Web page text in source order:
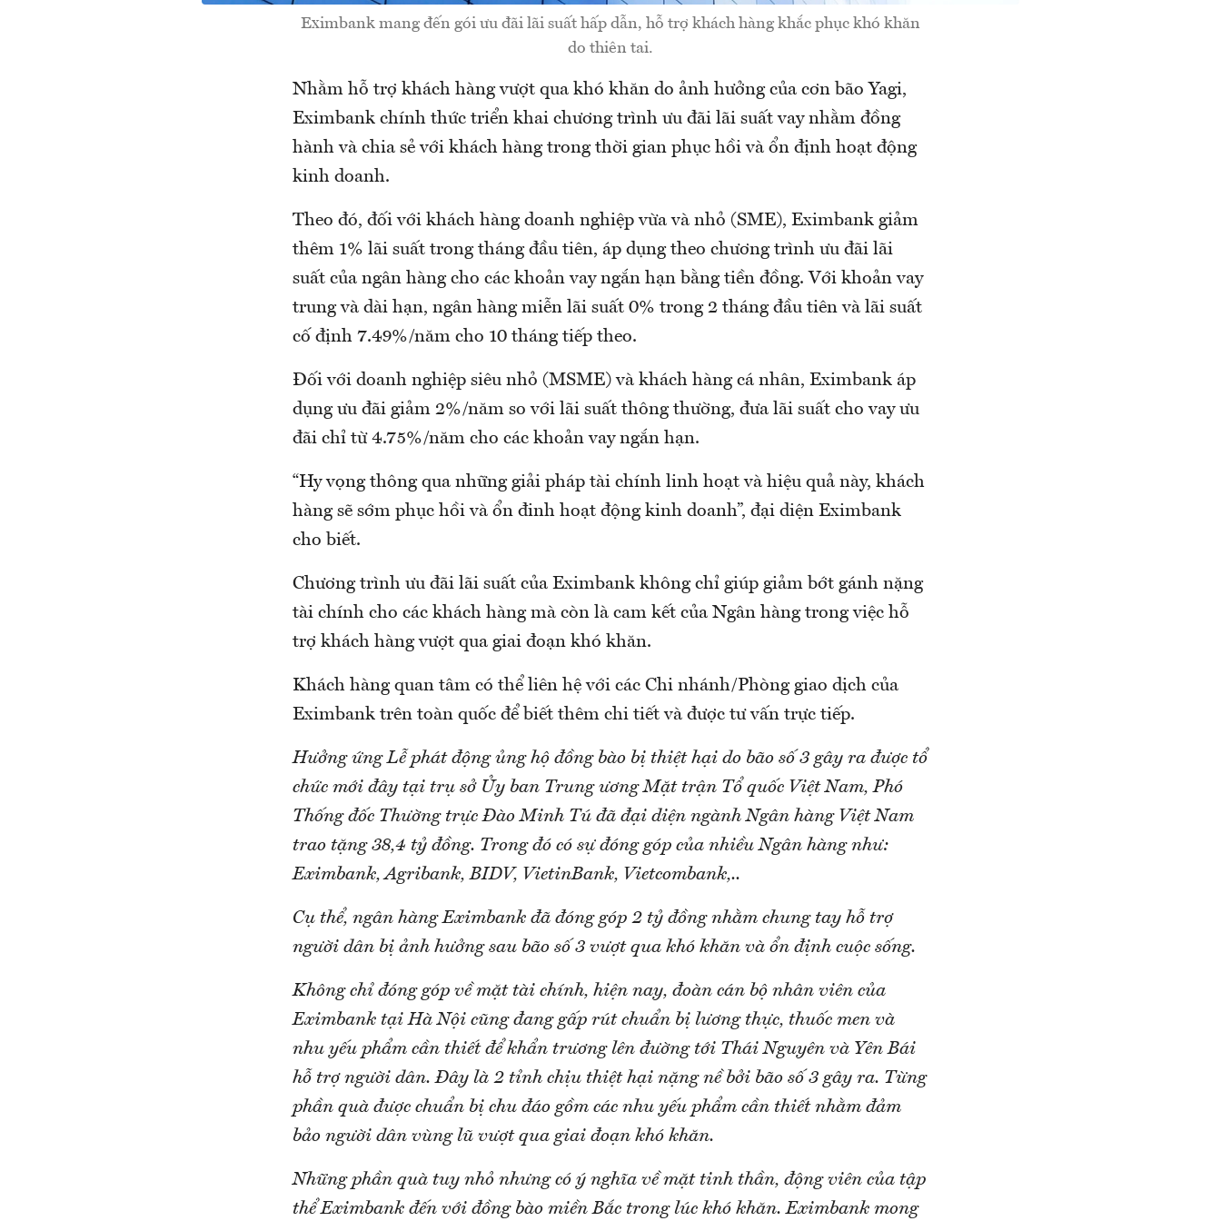
Eximbank mang đến gói ưu đãi lãi suất hấp dẫn, hỗ trợ khách hàng khắc phục khó khăn
do thiên tai.
Nhằm hỗ trợ khách hàng vượt qua khó khăn do ảnh hưởng của cơn bão Yagi,
Eximbank chính thức triển khai chương trình ưu đãi lãi suất vay nhằm đồng
hành và chia sẻ với khách hàng trong thời gian phục hồi và ổn định hoạt động
kinh doanh.
Theo đó, đối với khách hàng doanh nghiệp vừa và nhỏ (SME), Eximbank giảm
thêm 1% lãi suất trong tháng đầu tiên, áp dụng theo chương trình ưu đãi lãi
suất của ngân hàng cho các khoản vay ngắn hạn bằng tiền đồng. Với khoản vay
trung và dài hạn, ngân hàng miễn lãi suất 0% trong 2 tháng đầu tiên và lãi suất
cố định 7.49%/năm cho 10 tháng tiếp theo.
Đối với doanh nghiệp siêu nhỏ (MSME) và khách hàng cá nhân, Eximbank áp
dụng ưu đãi giảm 2%/năm so với lãi suất thông thường, đưa lãi suất cho vay ưu
đãi chỉ từ 4.75%/năm cho các khoản vay ngắn hạn.
“Hy vọng thông qua những giải pháp tài chính linh hoạt và hiệu quả này, khách
hàng sẽ sớm phục hồi và ổn đinh hoạt động kinh doanh”, đại diện Eximbank
cho biết.
Chương trình ưu đãi lãi suất của Eximbank không chỉ giúp giảm bớt gánh nặng
tài chính cho các khách hàng mà còn là cam kết của Ngân hàng trong việc hỗ
trợ khách hàng vượt qua giai đoạn khó khăn.
Khách hàng quan tâm có thể liên hệ với các Chi nhánh/Phòng giao dịch của
Eximbank trên toàn quốc để biết thêm chi tiết và được tư vấn trực tiếp.
Hưởng ứng Lễ phát động ủng hộ đồng bào bị thiệt hại do bão số 3 gây ra được tổ
chức mới đây tại trụ sở Ủy ban Trung ương Mặt trận Tổ quốc Việt Nam, Phó
Thống đốc Thường trực Đào Minh Tú đã đại diện ngành Ngân hàng Việt Nam
trao tặng 38,4 tỷ đồng. Trong đó có sự đóng góp của nhiều Ngân hàng như:
Eximbank, Agribank, BIDV, VietinBank, Vietcombank,..
Cụ thể, ngân hàng Eximbank đã đóng góp 2 tỷ đồng nhằm chung tay hỗ trợ
người dân bị ảnh hưởng sau bão số 3 vượt qua khó khăn và ổn định cuộc sống.
Không chỉ đóng góp về mặt tài chính, hiện nay, đoàn cán bộ nhân viên của
Eximbank tại Hà Nội cũng đang gấp rút chuẩn bị lương thực, thuốc men và
nhu yếu phẩm cần thiết để khẩn trương lên đường tới Thái Nguyên và Yên Bái
hỗ trợ người dân. Đây là 2 tỉnh chịu thiệt hại nặng nề bởi bão số 3 gây ra. Từng
phần quà được chuẩn bị chu đáo gồm các nhu yếu phẩm cần thiết nhằm đảm
bảo người dân vùng lũ vượt qua giai đoạn khó khăn.
Những phần quà tuy nhỏ nhưng có ý nghĩa về mặt tinh thần, động viên của tập
thể Eximbank đến với đồng bào miền Bắc trong lúc khó khăn. Eximbank mong